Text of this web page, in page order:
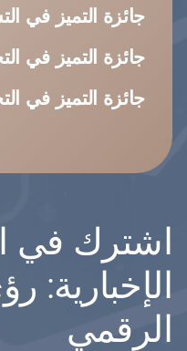
جائزة التميز في
جائزة التميز في
جائزة التميز في
اشترك في
الإخبارية:
الرقمي